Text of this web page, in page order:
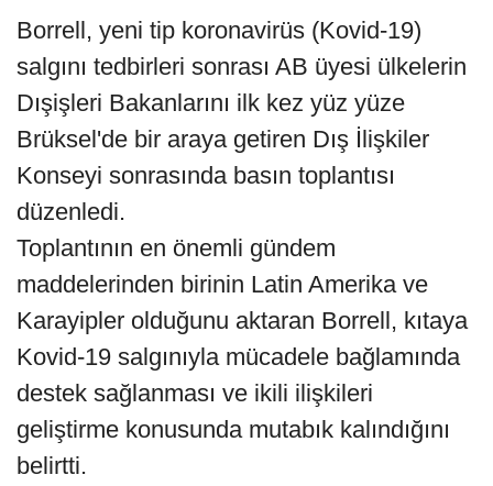
Borrell, yeni tip koronavirüs (Kovid-19)
salgını tedbirleri sonrası AB üyesi ülkelerin
Dışişleri Bakanlarını ilk kez yüz yüze
Brüksel'de bir araya getiren Dış İlişkiler
Konseyi sonrasında basın toplantısı
düzenledi.
Toplantının en önemli gündem
maddelerinden birinin Latin Amerika ve
Karayipler olduğunu aktaran Borrell, kıtaya
Kovid-19 salgınıyla mücadele bağlamında
destek sağlanması ve ikili ilişkileri
geliştirme konusunda mutabık kalındığını
belirtti.